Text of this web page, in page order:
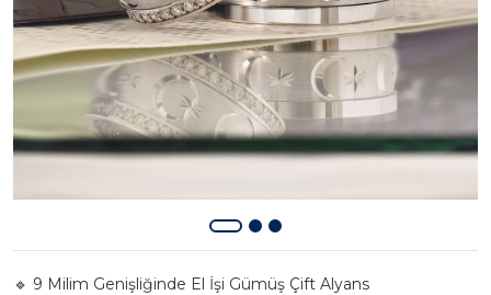
🔹 9 Milim Genişliğinde El İşi Gümüş Çift Alyans